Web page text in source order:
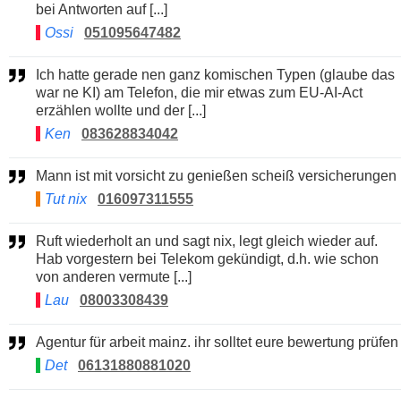
bei Antworten auf [...]
Ossi
051095647482
war ne KI) am Telefon, die mir etwas zum EU-AI-Act
erzählen wollte und der [...]
Ken
083628834042
Mann ist mit vorsicht zu genießen scheiß versicherungen
Tut nix
016097311555
Ruft wiederholt an und sagt nix, legt gleich wieder auf.
Hab vorgestern bei Telekom gekündigt, d.h. wie schon
von anderen vermute [...]
Lau
08003308439
Agentur für arbeit mainz. ihr solltet eure bewertung prüfen
Det
06131880881020